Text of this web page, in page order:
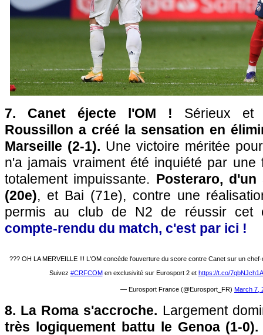
7. Canet éjecte l'OM ! Sérieux
Roussillon a créé la sensation en
Marseille (2-1). Une victoire méritée
n'a jamais vraiment été inquiété par une
totalement impuissante. Posteraro,
(20e), et Bai (71e), contre une
permis au club de N2 de réussir cet
compte-rendu du match, c'est par ici !
??? OH LA MERVEILLE !!! L'OM concède l'ouverture du score contre Canet sur un
Suivez #CRFCOMen exclusivité sur Eurosport 2 et https://t.co/
— Eurosport France (@Eurosport_FR) March 7,
8. La Roma s'accroche. Largement
très logiquement battu le Genoa (1-